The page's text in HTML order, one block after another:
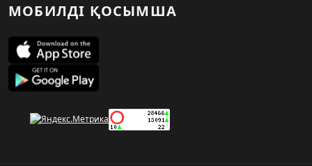
МОБИЛДІ ҚОСЫМША